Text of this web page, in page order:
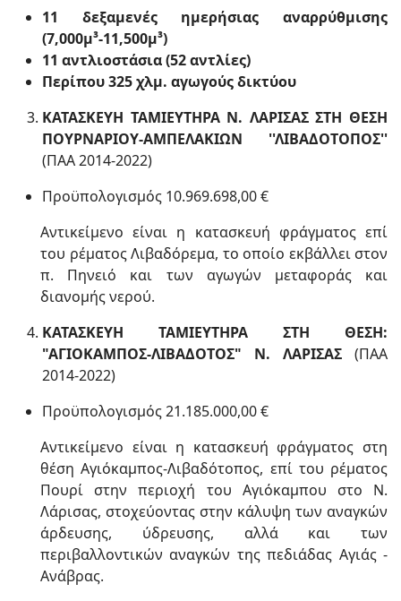
11 δεξαμενές ημερήσιας αναρρύθμισης
(7,000μ³-11,500μ³)
11 αντλιοστάσια (52 αντλίες)
Περίπου 325 χλμ. αγωγούς δικτύου
ΚΑΤΑΣΚΕΥΗ ΤΑΜΙΕΥΤΗΡΑ Ν. ΛΑΡΙΣΑΣ ΣΤΗ ΘΕΣΗ
ΠΟΥΡΝΑΡΙΟΥ-ΑΜΠΕΛΑΚΙΩΝ ''ΛΙΒΑΔΟΤΟΠΟΣ''
(ΠΑΑ 2014-2022)
Προϋπολογισμός 10.969.698,00 €
Αντικείμενο είναι η κατασκευή φράγματος επί
του ρέματος Λιβαδόρεμα, το οποίο εκβάλλει στον
π. Πηνειό και των αγωγών μεταφοράς και
διανομής νερού.
ΚΑΤΑΣΚΕΥH TAMIEYTHΡΑ ΣΤΗ ΘΕΣΗ:
"ΑΓΙΟΚΑΜΠΟΣ-ΛΙΒΑΔΟΤΟΣ" Ν. ΛΑΡΙΣΑΣ (ΠΑΑ
2014-2022)
Προϋπολογισμός 21.185.000,00 €
Αντικείμενο είναι η κατασκευή φράγματος στη
θέση Αγιόκαμπος-Λιβαδότοπος, επί του ρέµατος
Πουρί στην περιοχή του Αγιόκαµπου στο Ν.
Λάρισας, στοχεύοντας στην κάλυψη των αναγκών
άρδευσης, ύδρευσης, αλλά και των
περιβαλλοντικών αναγκών της πεδιάδας Αγιάς -
Ανάβρας.